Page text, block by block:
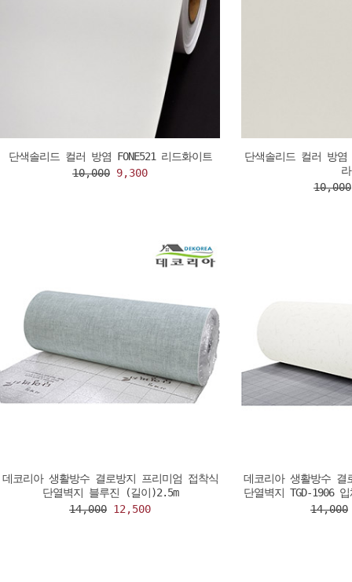
단색솔리드 컬러 방염 FONE521 리드화이트
10,000 9,300
단색솔리드 컬러 방염
10,000
데코리아 생활방수 결로방지 프리미엄 접착식
단열벽지 블루진 (길이)2.5m
14,000 12,500
데코리아 생활방수 결
단열벽지 TGD-1906
14,000